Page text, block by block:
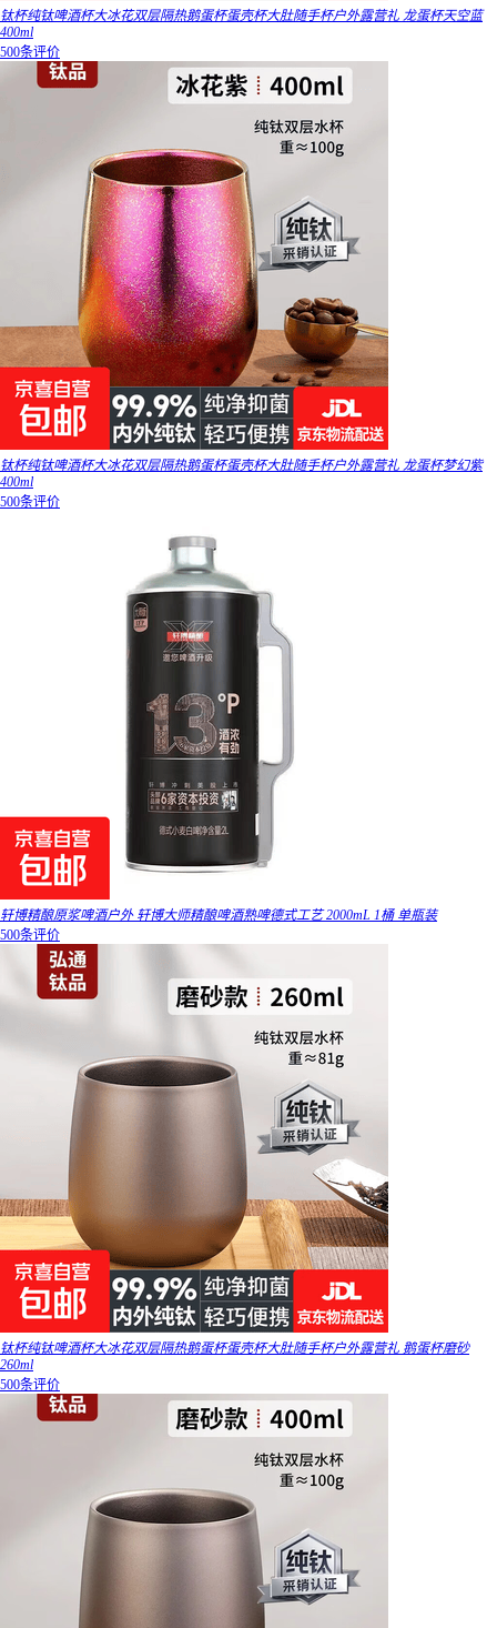
钛杯纯钛啤酒杯大冰花双层隔热鹅蛋杯蛋壳杯大肚随手杯户外露营礼 龙蛋杯天空蓝
400ml
500条评价
钛杯纯钛啤酒杯大冰花双层隔热鹅蛋杯蛋壳杯大肚随手杯户外露营礼 龙蛋杯梦幻紫
400ml
500条评价
轩博精酿原浆啤酒户外 轩博大师精酿啤酒熟啤德式工艺 2000mL 1桶 单瓶装
500条评价
钛杯纯钛啤酒杯大冰花双层隔热鹅蛋杯蛋壳杯大肚随手杯户外露营礼 鹅蛋杯磨砂
260ml
500条评价